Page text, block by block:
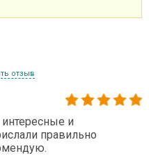
отзыв
и
правильно